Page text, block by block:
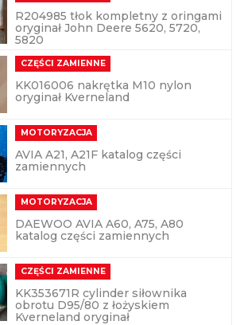
R204985 tłok kompletny z oringami
oryginał John Deere 5620, 5720,
5820
CZĘŚCI ZAMIENNE
KK016006 nakrętka M10 nylon
oryginał Kverneland
MOTORYZACJA
AVIA A21, A21F katalog części
zamiennych
MOTORYZACJA
DAEWOO AVIA A60, A75, A80
katalog części zamiennych
CZĘŚCI ZAMIENNE
KK353671R cylinder siłownika
obrotu D95/80 z łożyskiem
Kverneland oryginał